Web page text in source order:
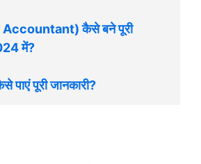
कैसे बने पूरी
में?
पाएं पूरी जानकारी?